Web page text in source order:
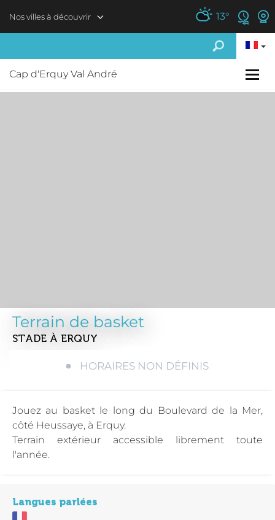
Nos villes à découvrir 13°
Cap d'Erquy Val André
Terrain de basket
STADE À ERQUY
HORAIRES NON DÉFINIS
Jouez au basket le long du Boulevard de la Mer,
côté Heussaye, à Erquy.
Terrain extérieur accessible librement toute
l'année.
Langues parlées